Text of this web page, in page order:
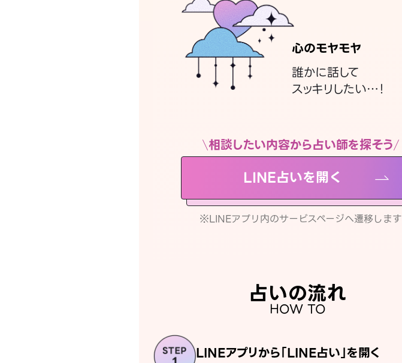
心のモヤモヤ
誰かに話して
スッキリしたい…！
相談したい内容から占い師を探そう
LINE占いを開く
※LINEアプリ内のサービスページへ遷移します
占いの流れ
HOW TO
LINEアプリから「LINE占い」を開く